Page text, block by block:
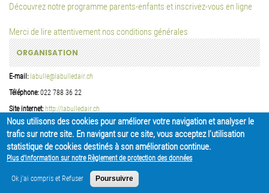
Découvrez notre programme parents-enfants et inscrivez-vous en ligne
Merci de lire attentivement nos conditions générales
ORGANISATION
E-mail: labulle@labulledair.ch
Téléphone:022 788 36 22
Site internet: http://labulledair.ch
PARTAGER
Nous utilisons des cookies pour améliorer votre navigation et analyser le
trafic sur notre site. En navigant sur ce site, vous acceptez l'utilisation
statistique de cookies destinés à son amélioration continue.
Plus d'information sur notre Règlement de protection des données
Ok j'ai compris et Refuser Poursuivre